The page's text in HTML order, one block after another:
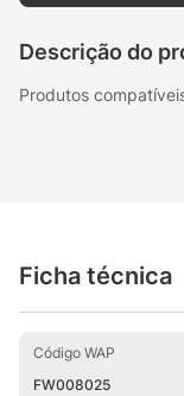
Descrição do
Produtos
Ficha técnica
Código WAP
FW008025